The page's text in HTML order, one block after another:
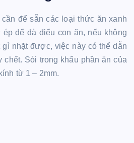
để sẵn các loại thức ăn xanh
để đà điểu con ăn, nếu không
nhặt được, việc này có thể dẫn
chết. Sỏi trong khẩu phần ăn của
từ 1 – 2mm.